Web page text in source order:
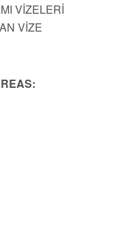
VİZELERİ
VİZE